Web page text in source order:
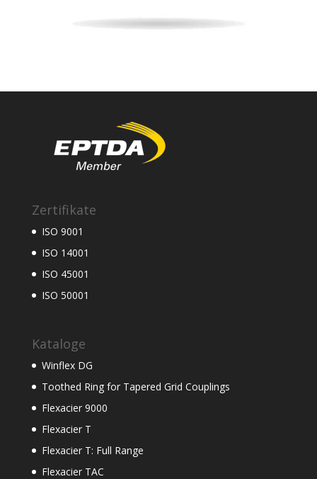
Zertifikate
ISO 9001
ISO 14001
ISO 45001
ISO 50001
Kataloge
Winflex DG
Toothed Ring for Tapered Grid Couplings
Flexacier 9000
Flexacier T
Flexacier T: Full Range
Flexacier TAC